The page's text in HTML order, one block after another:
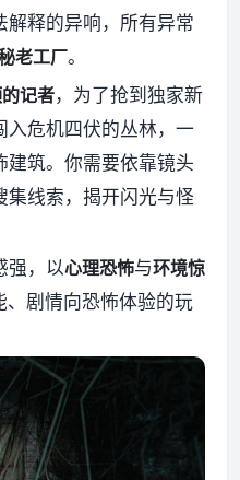
解释的异响，所有异常
老工厂。
记者，为了抢到独家新
入危机四伏的丛林，一
建筑。你需要依靠镜头
集线索，揭开闪光与怪
强，以心理恐怖与环境惊
剧情向恐怖体验的玩